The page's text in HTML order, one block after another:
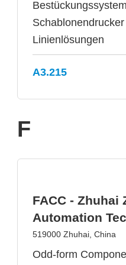
Linienlösungen
A3.215
F
FACC - Zhuhai
Automation
519000 Zhuhai, China
Odd-form